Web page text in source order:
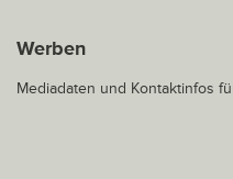
Werben
Mediadaten und Kontaktinfos